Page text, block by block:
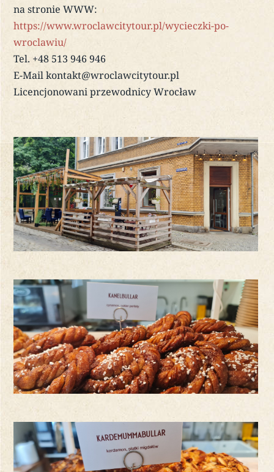
na stronie WWW:
https://www.wroclawcitytour.pl/wycieczki-po-
wroclawiu/
Tel. +48 513 946 946
E-Mail kontakt@wroclawcitytour.pl
Licencjonowani przewodnicy Wrocław